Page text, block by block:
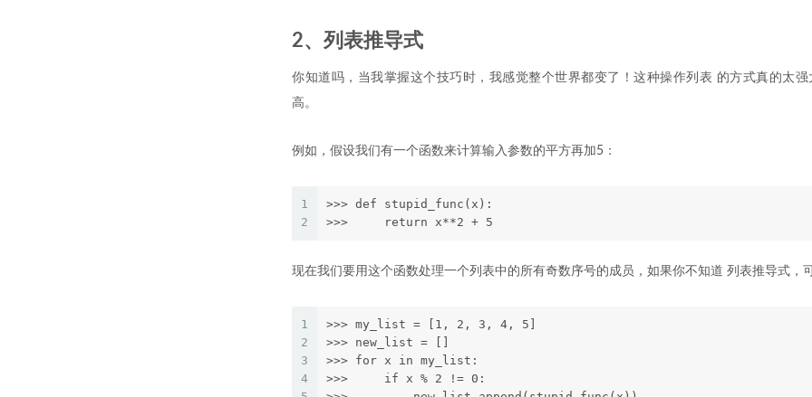
2、列表推导式
你知道吗，当我掌握这个技巧时，我感觉整个世界都变了！这种操作列表 的方式真的太强
高。
例如，假设我们有一个函数来计算输入参数的平方再加5：
1
2
>>> def stupid_func(x):
>>>     return x**2 + 5
现在我们要用这个函数处理一个列表中的所有奇数序号的成员，如果你不知道 列表推导式，
1
2
3
4
>>> my_list = [1, 2, 3, 4, 5]
>>> new_list = []
>>> for x in my_list:
>>>     if x % 2 != 0: